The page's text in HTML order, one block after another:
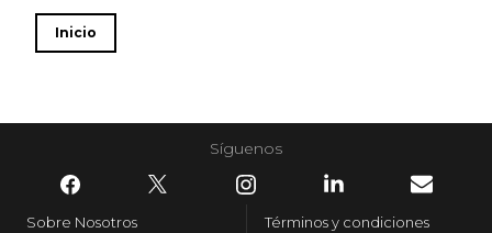
Noticias
HBO Max
Inicio
Síguenos
Sobre Nosotros
Términos y condiciones